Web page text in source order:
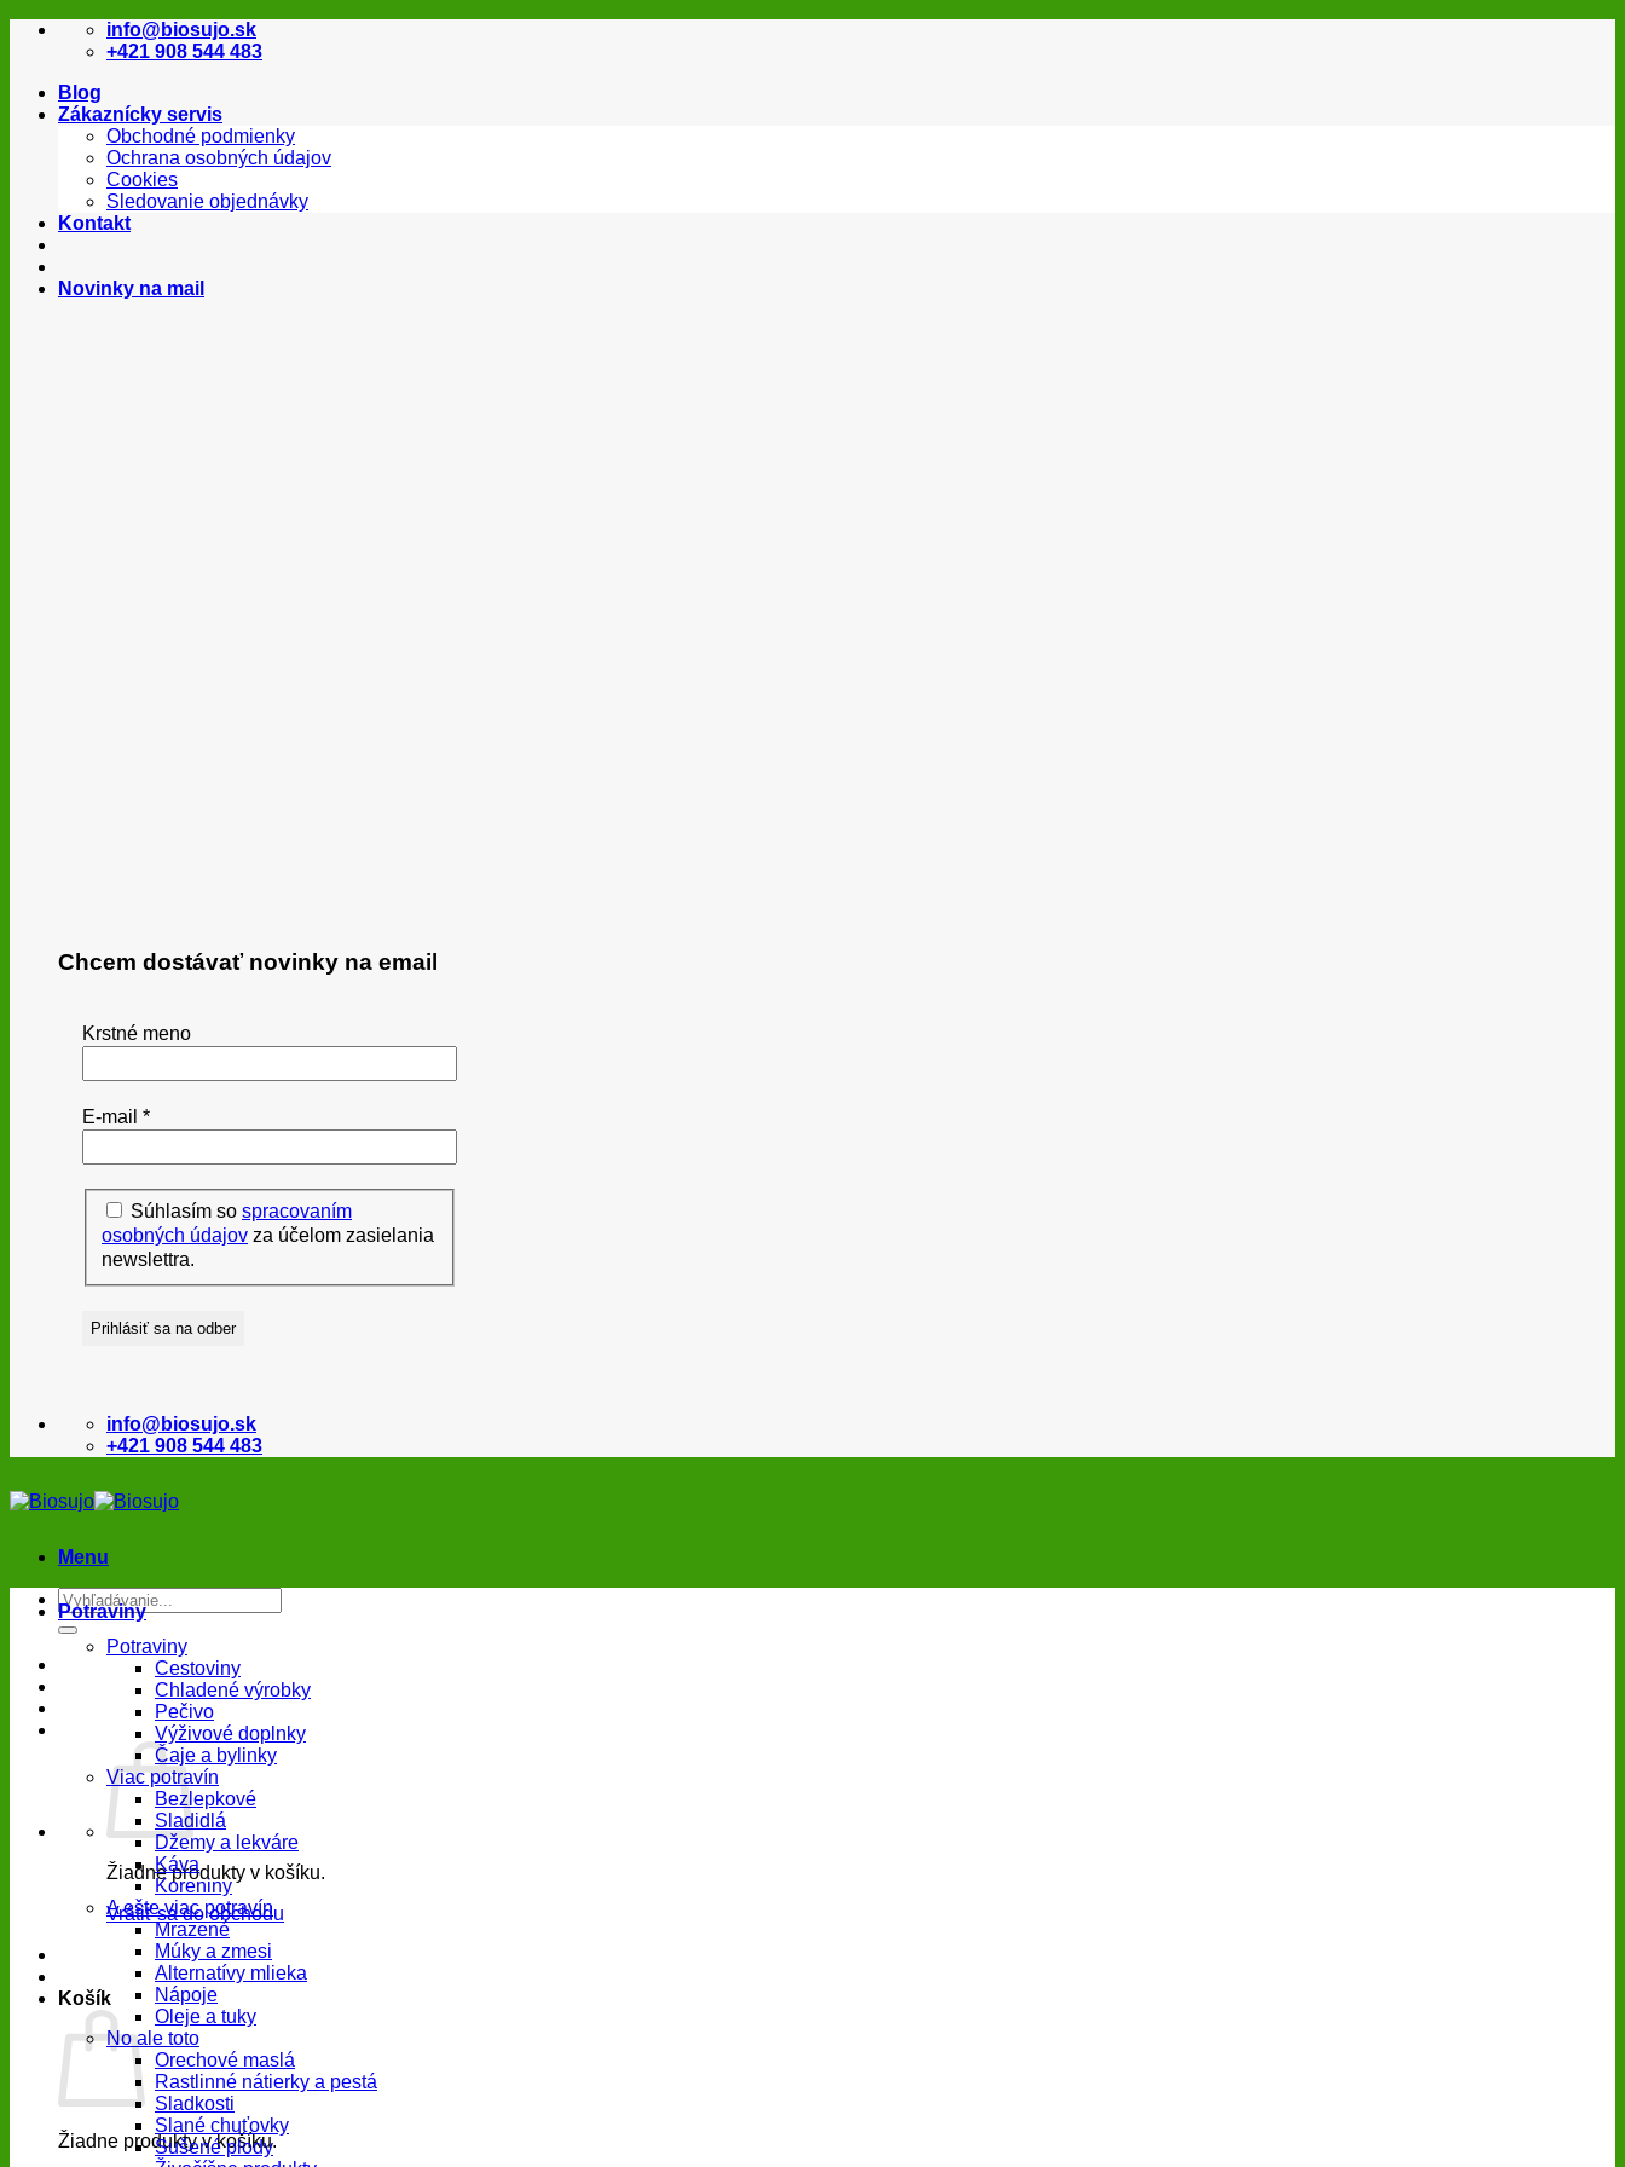
Skip
info@biosujo.sk
+421 908 544 483
Blog
Zákaznícky servis
Obchodné podmienky
Ochrana osobných údajov
Cookies
Sledovanie objednávky
Kontakt
Novinky na mail
Chcem dostávať novinky na email
Krstné meno
E-mail *
Súhlasím so spracovaním
osobných údajov za účelom zasielania
newslettra.
info@biosujo.sk
+421 908 544 483
Menu
Hľadať:
Žiadne produkty v košíku.
Vrátiť sa do obchodu
Košík
Žiadne produkty v košíku.
Potraviny
Potraviny
Cestoviny
Chladené výrobky
Pečivo
Výživové doplnky
Čaje a bylinky
Viac potravín
Bezlepkové
Sladidlá
Džemy a lekváre
Káva
Koreniny
A ešte viac potravín
Mrazené
Múky a zmesi
Alternatívy mlieka
Nápoje
Oleje a tuky
No ale toto
Orechové maslá
Rastlinné nátierky a pestá
Sladkosti
Slané chuťovky
Sušené plody